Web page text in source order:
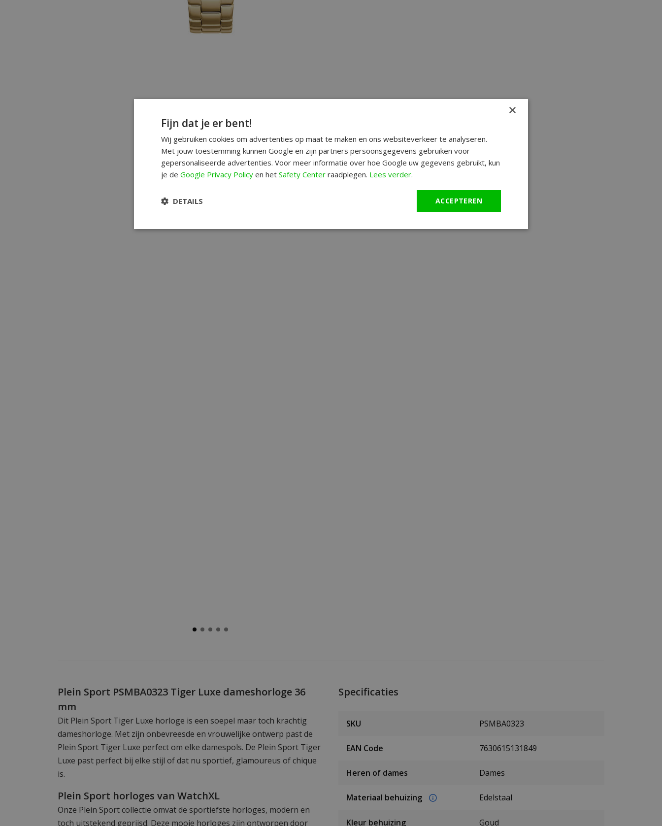
Plein Sport PSMBA0323 Tiger Luxe dameshorloge 36
mm
Dit Plein Sport Tiger Luxe horloge is een soepel maar toch krachtig
dameshorloge. Met zijn onbevreesde en vrouwelijke ontwerp past de
Plein Sport Tiger Luxe perfect om elke damespols. De Plein Sport Tiger
Luxe past perfect bij elke stijl of dat nu sportief, glamoureus of chique
is.
Plein Sport horloges van WatchXL
Onze Plein Sport collectie omvat de sportiefste horloges, modern en
toch uitstekend geprijsd. Deze mooie horloges zijn ontworpen door
Specificaties
SKU PSMBA0323
EAN Code 7630615131849
Heren of dames Dames
Materiaal behuizing Edelstaal
Kleur behuizing Goud
×
Fijn dat je er bent!
Wij gebruiken cookies om advertenties op maat te maken en ons websiteverkeer te analyseren.
Met jouw toestemming kunnen Google en zijn partners persoonsgegevens gebruiken voor
gepersonaliseerde advertenties. Voor meer informatie over hoe Google uw gegevens gebruikt, kun
je de Google Privacy Policy en het Safety Center raadplegen. Lees verder.
ACCEPTEREN
DETAILS